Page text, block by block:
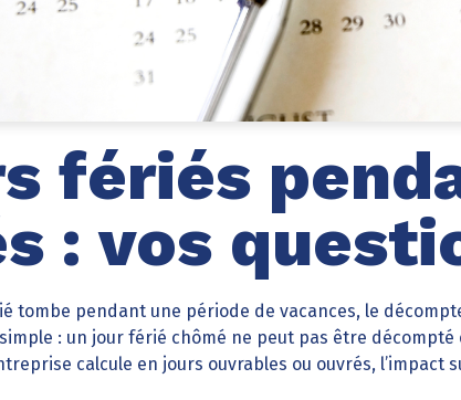
fériés
: vos
tombe pendant une période de vacances, le
: un jour férié chômé ne peut pas être
calcule en jours ouvrables ou ouvrés, l’impact